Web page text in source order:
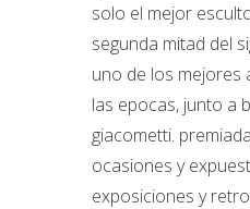
solo el mejor
segunda mitad del
uno de los mejores
las epocas, junto a
giacometti.
ocasiones y
exposiciones y